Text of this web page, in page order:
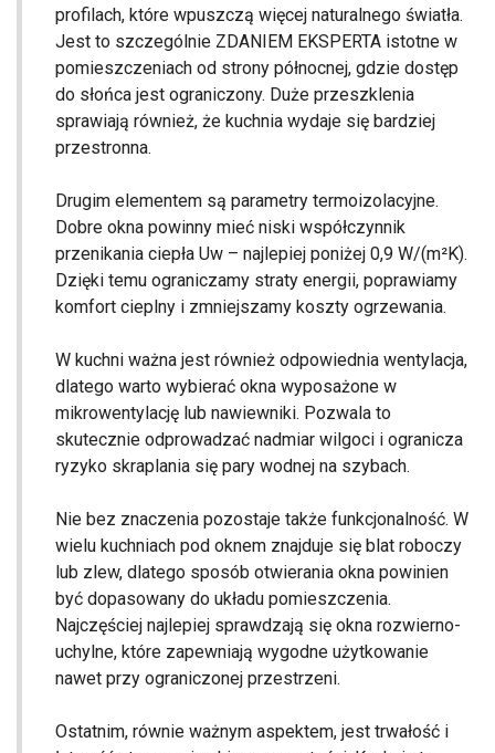
profilach, które wpuszczą więcej naturalnego światła.
Jest to szczególnie ZDANIEM EKSPERTA istotne w
pomieszczeniach od strony północnej, gdzie dostęp
do słońca jest ograniczony. Duże przeszklenia
sprawiają również, że kuchnia wydaje się bardziej
przestronna.
Drugim elementem są parametry termoizolacyjne.
Dobre okna powinny mieć niski współczynnik
przenikania ciepła Uw – najlepiej poniżej 0,9 W/(m²K).
Dzięki temu ograniczamy straty energii, poprawiamy
komfort cieplny i zmniejszamy koszty ogrzewania.
W kuchni ważna jest również odpowiednia wentylacja,
dlatego warto wybierać okna wyposażone w
mikrowentylację lub nawiewniki. Pozwala to
skutecznie odprowadzać nadmiar wilgoci i ogranicza
ryzyko skraplania się pary wodnej na szybach.
Nie bez znaczenia pozostaje także funkcjonalność. W
wielu kuchniach pod oknem znajduje się blat roboczy
lub zlew, dlatego sposób otwierania okna powinien
być dopasowany do układu pomieszczenia.
Najczęściej najlepiej sprawdzają się okna rozwierno-
uchylne, które zapewniają wygodne użytkowanie
nawet przy ograniczonej przestrzeni.
Ostatnim, równie ważnym aspektem, jest trwałość i